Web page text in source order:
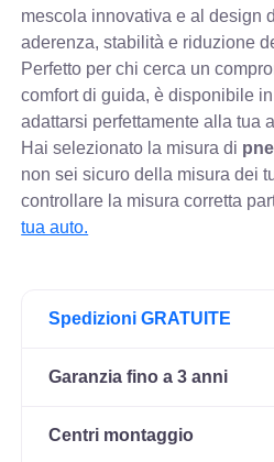
mescola innovativa e al design
aderenza, stabilità e riduzione
Perfetto per chi cerca un
comfort di guida, è disponibile
adattarsi perfettamente alla tua
Hai selezionato la misura di
non sei sicuro della misura dei
controllare la misura corretta
tua auto.
Spedizioni GRATUITE
Garanzia fino a 3 anni
Centri montaggio